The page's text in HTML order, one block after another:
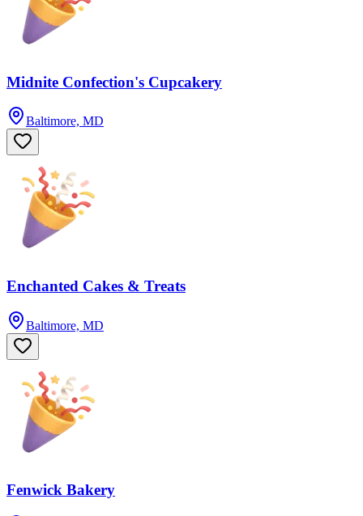
Midnite Confection's Cupcakery
Baltimore, MD
Enchanted Cakes & Treats
Baltimore, MD
Fenwick Bakery